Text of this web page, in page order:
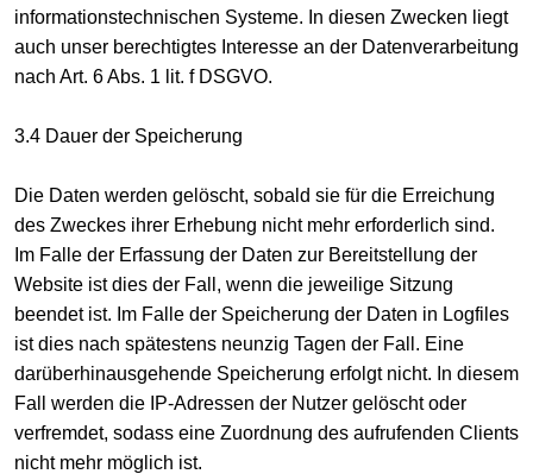
informationstechnischen Systeme. In diesen Zwecken liegt
auch unser berechtigtes Interesse an der Datenverarbeitung
nach Art. 6 Abs. 1 lit. f DSGVO.
3.4 Dauer der Speicherung
Die Daten werden gelöscht, sobald sie für die Erreichung
des Zweckes ihrer Erhebung nicht mehr erforderlich sind.
Im Falle der Erfassung der Daten zur Bereitstellung der
Website ist dies der Fall, wenn die jeweilige Sitzung
beendet ist. Im Falle der Speicherung der Daten in Logfiles
ist dies nach spätestens neunzig Tagen der Fall. Eine
darüberhinausgehende Speicherung erfolgt nicht. In diesem
Fall werden die IP-Adressen der Nutzer gelöscht oder
verfremdet, sodass eine Zuordnung des aufrufenden Clients
nicht mehr möglich ist.